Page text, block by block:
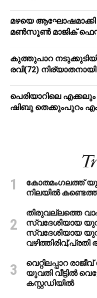
മഴയെ ആഘോഷമാക്കി
മൺസൂൺ മാജിക്
കുത്തുപാറ
രവി(72) നിര്യാതനായി
പെരിയാറിലെ
ഷിബു തെക്കുംപുറം
കോതമംഗലത്ത്
നിലയിൽ
തിരുവല്ലത്തെ
സ്വദേശിയായ
സ്വദേശിയായ
വഴിത്തിരിവ്;പ്രതി
വെറ്റിലപ്പാറ
യുവതി വീട്ടിൽ
കസ്റ്റഡിയിൽ